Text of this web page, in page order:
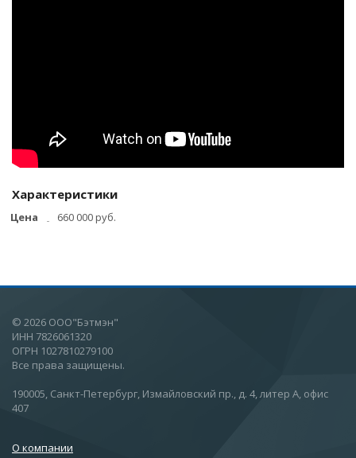
Характеристики
Цена 660 000 руб.
© 2026 ООО"Бэтмэн"
ИНН 7826061320
ОГРН 1027810279100
Все права защищены.
190005, Санкт-Петербург, Измайловский пр., д. 4, литер А, офис
407
О компании